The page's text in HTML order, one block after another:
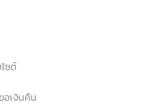
ซต์
อเงินคืน